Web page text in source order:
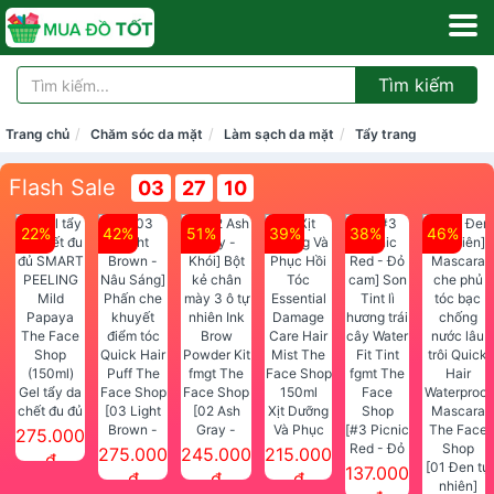
Tìm kiếm
Trang chủ Chăm sóc da mặt Làm sạch da mặt Tẩy trang
Flash Sale 03 27 10
22%
Gel tẩy da
chết đu đủ
SMART
PEELING
275.000
đ
42%
[03 Light
Brown -
Nâu Sáng]
Phấn che
275.000
đ
51%
[02 Ash
Gray -
Khói] Bột
kẻ chân
245.000
đ
39%
Xịt Dưỡng
Và Phục
Hồi Tóc
Essential
215.000
đ
38%
[#3 Picnic
Red - Đỏ
cam] Son
137.000
46%
[01 Đen tự
nhiên]